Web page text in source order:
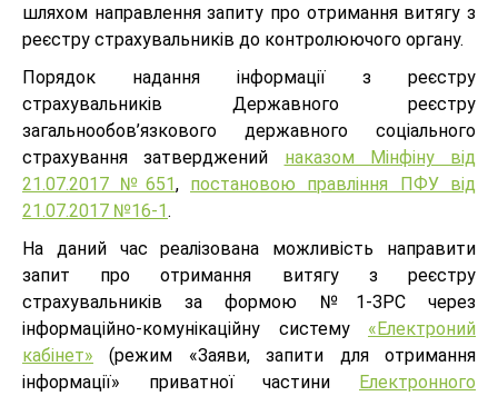
шляхом направлення запиту про отримання витягу з
реєстру страхувальників до контролюючого органу.
Порядок надання інформації з реєстру
страхувальників Державного реєстру
загальнообов’язкового державного соціального
страхування затверджений наказом Мінфіну від
21.07.2017 №651, постановою правління ПФУ від
21.07.2017 №16-1.
На даний час реалізована можливість направити
запит про отримання витягу з реєстру
страхувальників за формою №1-ЗРС через
інформаційно-комунікаційну систему «Електроний
кабінет» (режим «Заяви, запити для отримання
інформації» приватної частини Електронного